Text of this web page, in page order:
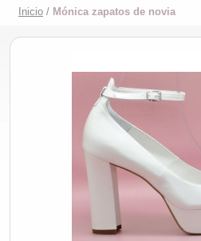
Inicio / Mónica zapatos de novia